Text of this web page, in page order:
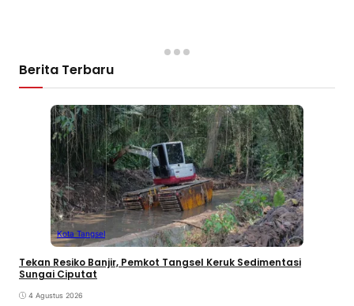
Berita Terbaru
Kota Tangsel
Tekan Resiko Banjir, Pemkot Tangsel Keruk Sedimentasi
Sungai Ciputat
4 Agustus 2026